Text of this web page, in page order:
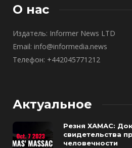
О нас
Издатель: Informer News LTD
Email: info@informedia.news
Телефон: +442045771212
Актуальное
Резня ХАМАС:
свидетельства
человечности